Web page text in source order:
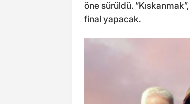
öne sürüldü.
final yapacak.